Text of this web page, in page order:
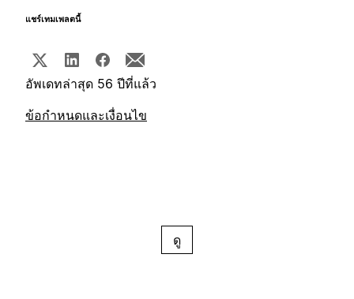
แชร์เทมเพลตนี้
อัพเดทล่าสุด 56 ปีที่แล้ว
ข้อกำหนดและเงื่อนไข
ดู